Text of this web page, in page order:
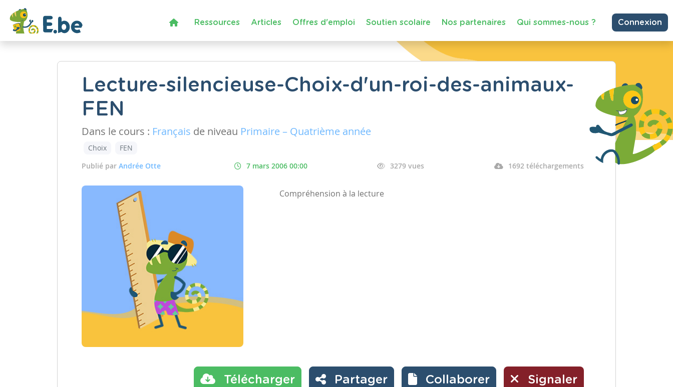
Ressources Articles Offres d'emploi Soutien scolaire Nos partenaires Qui sommes-nous ? Connexion
Lecture-silencieuse-Choix-d'un-roi-des-animaux-
FEN
Dans le cours : Français de niveau Primaire – Quatrième année
Choix
FEN
Publié par Andrée Otte 7 mars 2006 00:00 3279 vues 1692 téléchargements
Compréhension à la lecture
Télécharger Partager Collaborer Signaler